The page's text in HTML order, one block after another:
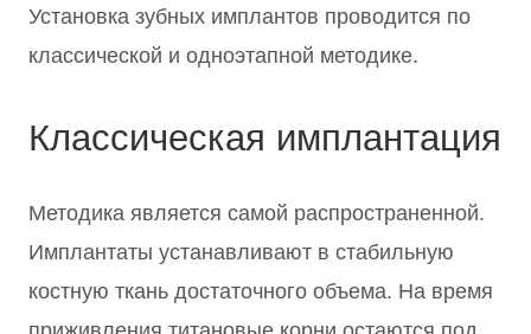
Установка зубных имплантов проводится по
классической и одноэтапной методике.
Классическая имплантация
Методика является самой распространенной.
Имплантаты устанавливают в стабильную
костную ткань достаточного объема. На время